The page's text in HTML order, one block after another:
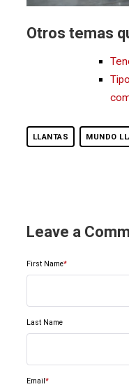
Otros temas
LLANTAS MUNDO
Leave a
First Name*
Last Name
Email *